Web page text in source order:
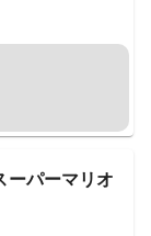
パーマリオ